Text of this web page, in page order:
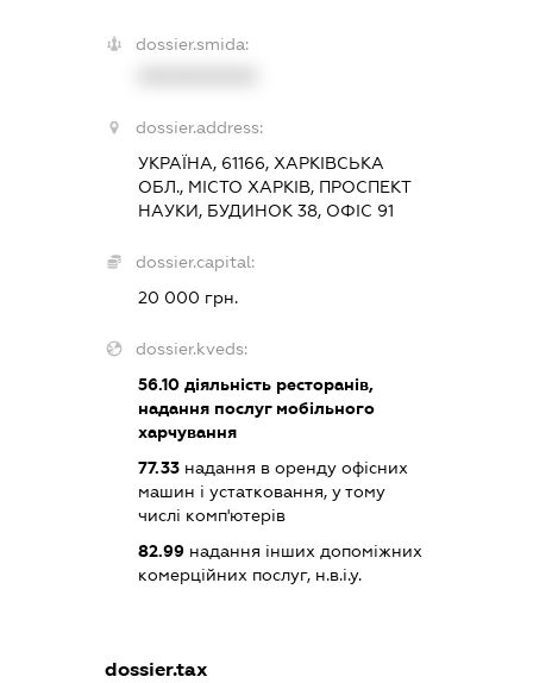
dossier.smida:
dossier.address:
УКРАЇНА, 61166, ХАРКІВСЬКА
ОБЛ., МІСТО ХАРКІВ, ПРОСПЕКТ
НАУКИ, БУДИНОК 38, ОФІС 91
dossier.capital:
20 000 грн.
dossier.kveds:
56.10діяльність ресторанів,
надання послуг мобільного
харчування
77.33надання в оренду офісних
машин і устатковання, у тому
числі комп'ютерів
82.99надання інших допоміжних
комерційних послуг, н.в.і.у.
dossier.tax